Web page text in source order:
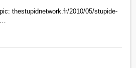
thestupidnetwork.fr/2010/05/stupide-